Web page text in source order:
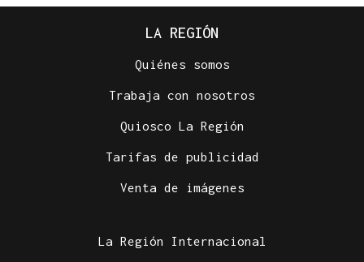
LA REGIÓN
Quiénes somos
Trabaja con nosotros
Quiosco La Región
Tarifas de publicidad
Venta de imágenes
La Región Internacional